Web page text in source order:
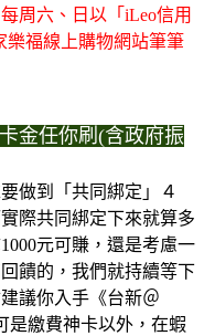
每周六、日以「iLeo信用
樂福線上購物網站筆筆
金任你刷(含政府振
做到「共同綁定」４
際共同綁定下來就算多
元可賺，還是考慮一
饋的，我們就持續等下
議你入手《台新＠
是繳費神卡以外，在蝦